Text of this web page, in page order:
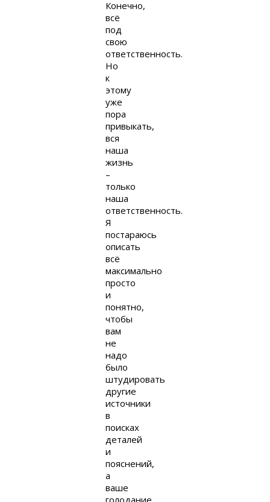
Конечно,
всё
под
свою
ответственность.
Но
к
этому
уже
пора
привыкать,
вся
наша
жизнь
–
только
наша
ответственность.
Я
постараюсь
описать
всё
максимально
просто
и
понятно,
чтобы
вам
не
надо
было
штудировать
другие
источники
в
поисках
деталей
и
пояснений,
а
ваше